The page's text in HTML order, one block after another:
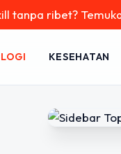
ribet? Temukan
KESEHATAN